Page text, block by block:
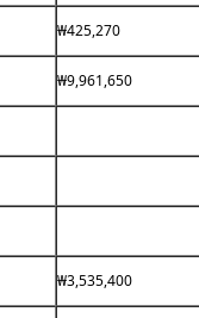
₩425,270
₩9,961,650
₩3,535,400